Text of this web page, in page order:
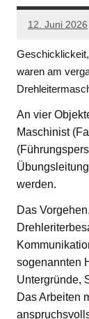
12. Juni 2026
waren am
An vier
Maschinist
werden.
Das
sogenannten
Untergründe,
Das Arbeiten